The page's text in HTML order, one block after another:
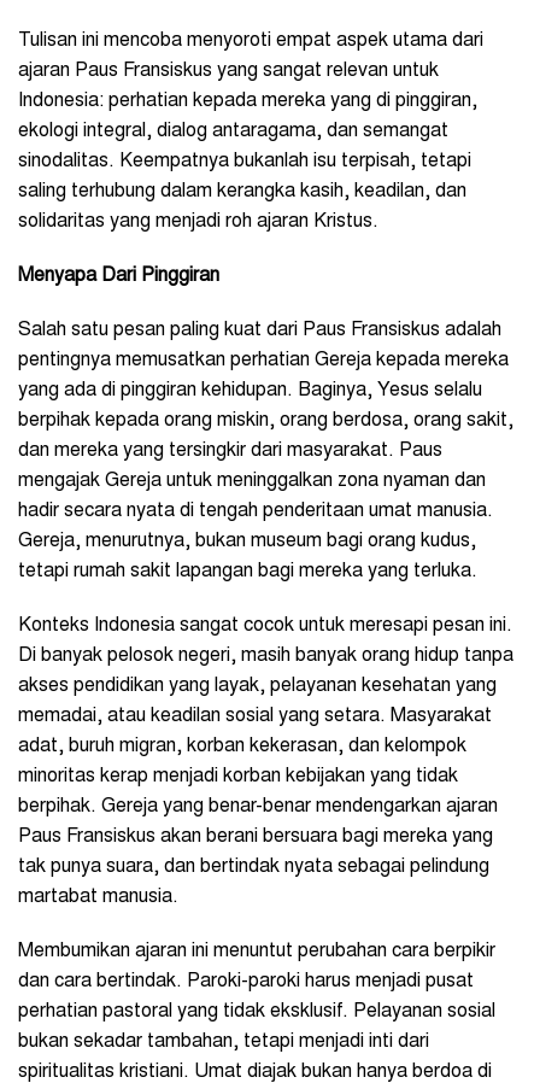
Tulisan ini mencoba menyoroti empat aspek utama dari
ajaran Paus Fransiskus yang sangat relevan untuk
Indonesia: perhatian kepada mereka yang di pinggiran,
ekologi integral, dialog antaragama, dan semangat
sinodalitas. Keempatnya bukanlah isu terpisah, tetapi
saling terhubung dalam kerangka kasih, keadilan, dan
solidaritas yang menjadi roh ajaran Kristus.
Menyapa Dari Pinggiran
Salah satu pesan paling kuat dari Paus Fransiskus adalah
pentingnya memusatkan perhatian Gereja kepada mereka
yang ada di pinggiran kehidupan. Baginya, Yesus selalu
berpihak kepada orang miskin, orang berdosa, orang sakit,
dan mereka yang tersingkir dari masyarakat. Paus
mengajak Gereja untuk meninggalkan zona nyaman dan
hadir secara nyata di tengah penderitaan umat manusia.
Gereja, menurutnya, bukan museum bagi orang kudus,
tetapi rumah sakit lapangan bagi mereka yang terluka.
Konteks Indonesia sangat cocok untuk meresapi pesan ini.
Di banyak pelosok negeri, masih banyak orang hidup tanpa
akses pendidikan yang layak, pelayanan kesehatan yang
memadai, atau keadilan sosial yang setara. Masyarakat
adat, buruh migran, korban kekerasan, dan kelompok
minoritas kerap menjadi korban kebijakan yang tidak
berpihak. Gereja yang benar-benar mendengarkan ajaran
Paus Fransiskus akan berani bersuara bagi mereka yang
tak punya suara, dan bertindak nyata sebagai pelindung
martabat manusia.
Membumikan ajaran ini menuntut perubahan cara berpikir
dan cara bertindak. Paroki-paroki harus menjadi pusat
perhatian pastoral yang tidak eksklusif. Pelayanan sosial
bukan sekadar tambahan, tetapi menjadi inti dari
spiritualitas kristiani. Umat diajak bukan hanya berdoa di